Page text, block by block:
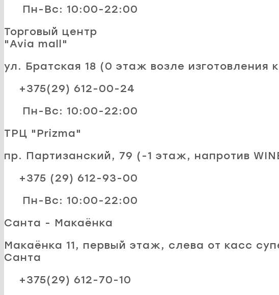
Пн-Вс: 10:00-22:00
Торговый центр
"Avia mall"
ул. Братская 18 (0 этаж возле изготовления
+375(29) 612-00-24
Пн-Вс: 10:00-22:00
ТРЦ "Prizma"
пр. Партизанский, 79 (-1 этаж, напротив
+375 (29) 612-93-00
Пн-Вс: 10:00-22:00
Санта - Макаёнка
Макаёнка 11, первый этаж, слева от касс
Санта
+375(29) 612-70-10